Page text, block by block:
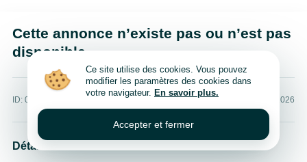
Cette annonce n’existe pas ou n’est pas
disponible
ID: 0 Publié: 8 août 2026
Détails
Ce site utilise des cookies. Vous pouvez
modifier les paramètres des cookies dans
votre navigateur. En savoir plus.
Accepter et fermer